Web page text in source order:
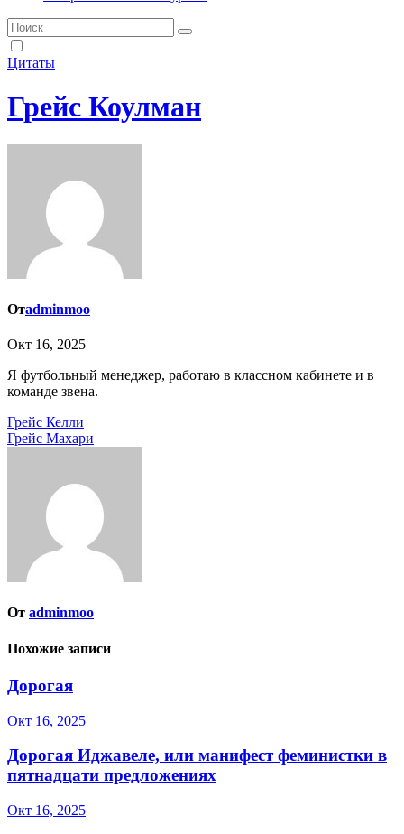
Цитаты
Грейс Коулман
Отadminmoo
Окт 16, 2025
Я футбольный менеджер, работаю в классном кабинете и в
команде звена.
Навигация
по
Грейс Келли
Грейс Махари
От adminmoo
Похожие записи
Дорогая
Окт 16, 2025
Дорогая Иджавеле, или манифест феминистки в
пятнадцати предложениях
Окт 16, 2025